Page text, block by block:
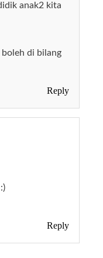
anak2 kita
di bilang
Reply
Reply